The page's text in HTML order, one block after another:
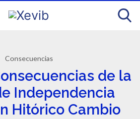
Consecuencias
de la
Independencia
Hitórico Cambio